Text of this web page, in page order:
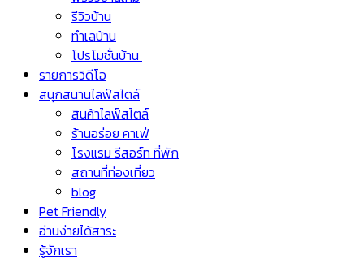
รีวิวบ้าน
ทำเลบ้าน
โปรโมชั่นบ้าน
รายการวิดีโอ
สนุกสนานไลฟ์สไตล์
สินค้าไลฟ์สไตล์
ร้านอร่อย คาเฟ่
โรงแรม รีสอร์ท ที่พัก
สถานที่ท่องเที่ยว
blog
Pet Friendly
อ่านง่ายได้สาระ
รู้จักเรา